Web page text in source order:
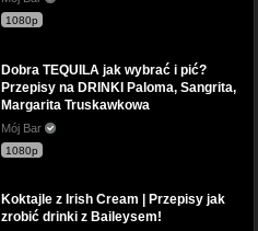
1080p
Dobra TEQUILA jak wybrać i pić?
Przepisy na DRINKI Paloma, Sangrita,
Margarita Truskawkowa
Mój Bar
1080p
Koktajle z Irish Cream | Przepisy jak
zrobić drinki z Baileysem!